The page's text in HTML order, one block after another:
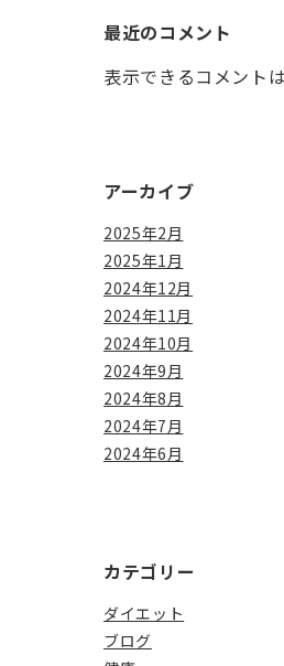
最近のコメント
表示できるコメント
アーカイブ
2025年2月
2025年1月
2024年12月
2024年11月
2024年10月
2024年9月
2024年8月
2024年7月
2024年6月
カテゴリー
ダイエット
ブログ